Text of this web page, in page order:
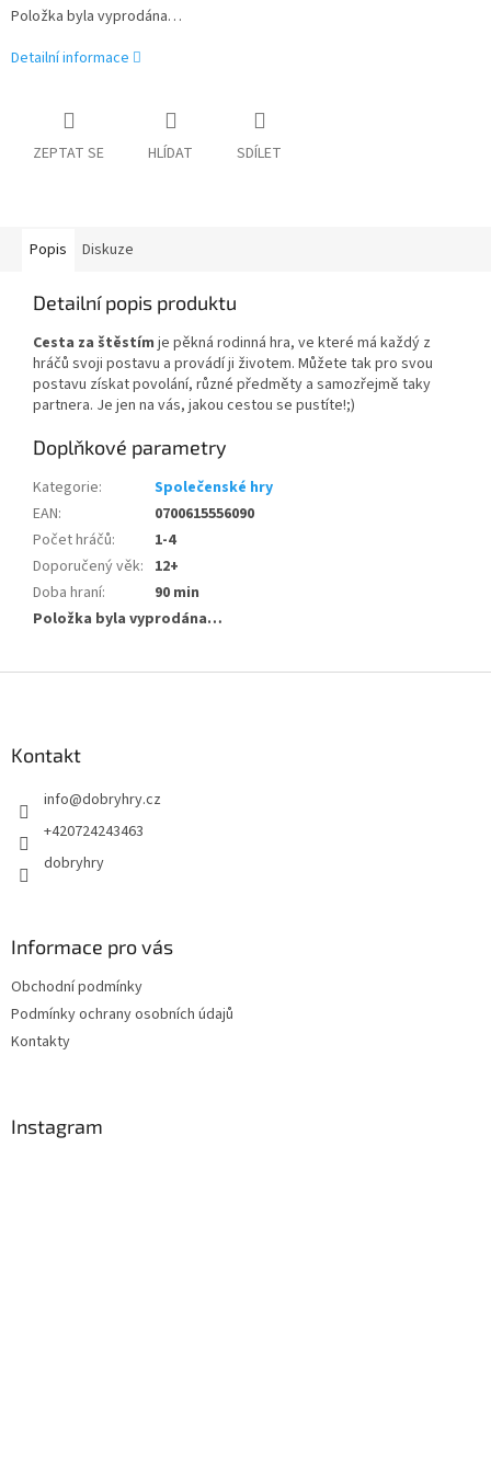
Položka byla vyprodána…
Detailní informace
ZEPTAT SE HLÍDAT SDÍLET
Popis Diskuze
Detailní popis produktu
Cesta za štěstím je pěkná rodinná hra, ve které má každý z
hráčů svoji postavu a provádí ji životem. Můžete tak pro svou
postavu získat povolání, různé předměty a samozřejmě taky
partnera. Je jen na vás, jakou cestou se pustíte!;)
Doplňkové parametry
Kategorie:
Společenské hry
EAN:
0700615556090
Počet hráčů:
1-4
Doporučený věk: 12+
Doba hraní:
90 min
Položka byla vyprodána…
Kontakt
info@dobryhry.cz
+420724243463
dobryhry
Informace pro vás
Obchodní podmínky
Podmínky ochrany osobních údajů
Kontakty
Instagram